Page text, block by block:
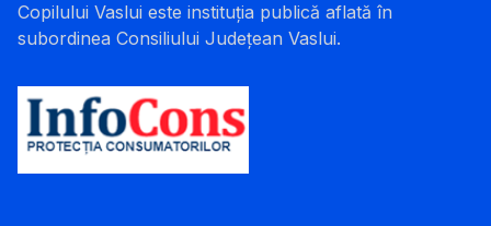
Copilului Vaslui este instituția publică aflată în
subordinea Consiliului Județean Vaslui.